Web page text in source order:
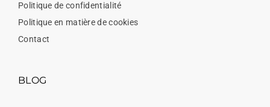
Politique de confidentialité
Politique en matière de cookies
Contact
BLOG